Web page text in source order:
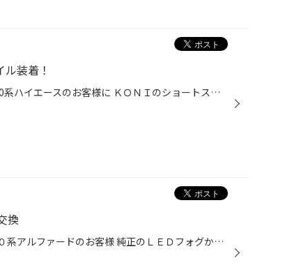
装着！
皆様こんにちは 今回のご紹介は、200系ハイエースのお客様に ＫＯＮＩのショートストロークショックの交換とファブレスさんの １７インチ ヴァローネＭＣ－7ＢＫの装着です。 車高の方は、もともと２インチダウンされている状態ですが 乗り心地がいまいちですよね そこで今回は、減衰力調整も出来...
換
皆様こんにちは 今回のご紹介は、３０系アルファードのお客様 純正のＬＥＤフォグから社外品ＬＥＤフォグに交換です。 今回のアルファードとベルファイアはグレードによって純正から ＬＥＤフォグのなっておりますが、かなり暗いとのお声が多数あります。 ただし、純正のＬＥＤフォグの場合は電球交...